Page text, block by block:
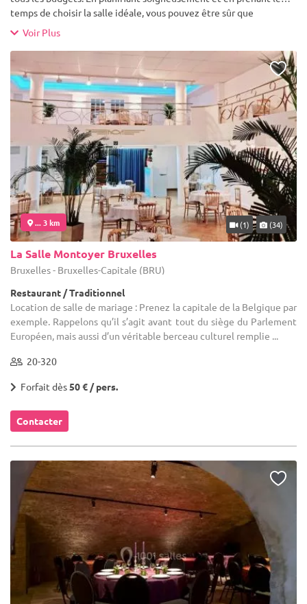
temps de choisir la salle idéale, vous pouvez être sûr que
votre mariage à Bruxelles
Voir Plus
... 3 km (1) (34)
La Salle Montoyer Bruxelles
Bruxelles - Bruxelles-Capitale (BRU)
Restaurant / Traditionnel
Location de salle de mariage : Prenez la capitale de la Belgique par
exemple. Rappelons qu’il s’agit avant tout du siège du Parlement
Européen, mais aussi d’un véritable berceau culturel remplie ...
20-320
Forfait dès50 € / pers.
Contacter